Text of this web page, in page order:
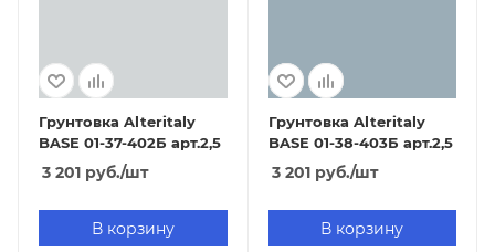
Грунтовка Alteritaly
BASE 01-37-402Б арт.2,5
3 201 руб./шт
В корзину
Грунтовка Alteritaly
BASE 01-38-403Б арт.2,5
3 201руб./шт
В корзину